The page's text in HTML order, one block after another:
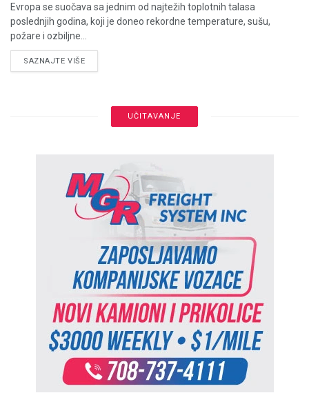
Evropa se suočava sa jednim od najtežih toplotnih talasa
poslednjih godina, koji je doneo rekordne temperature, sušu,
požare i ozbiljne...
SAZNAJTE VIŠEDETAILS
UČITAVANJE